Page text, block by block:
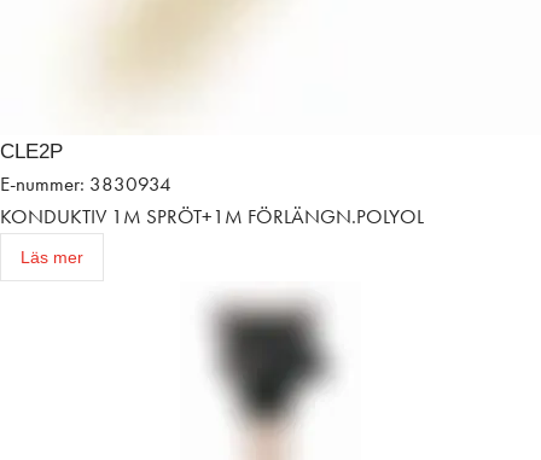
CLE2P
E-nummer: 3830934
KONDUKTIV 1M SPRÖT+1M FÖRLÄNGN.POLYOL
Läs mer